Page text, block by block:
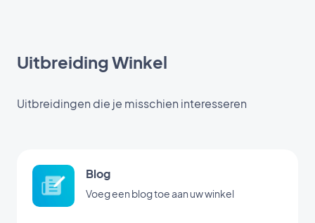
Uitbreiding Winkel
Uitbreidingen die je misschien interesseren
Blog
Voeg een blog toe aan uw winkel